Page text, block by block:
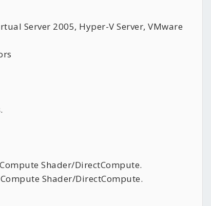
Server 2005, Hyper-V Server, VMware
Shader/DirectCompute.
Shader/DirectCompute.